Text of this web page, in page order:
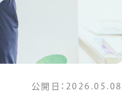
公開日： 2026.05.08